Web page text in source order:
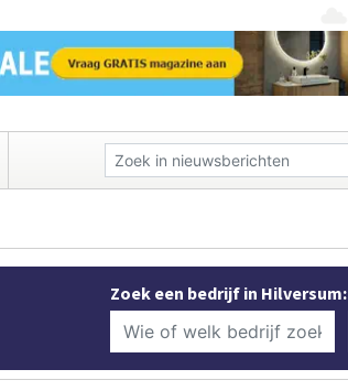
Zoek een bedrijf in Hilversum: